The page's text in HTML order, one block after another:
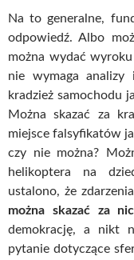
Na to generalne,
odpowiedź. Albo
można wydać
nie wymaga analizy
kradzież samochodu
Można skazać za
miejsce falsyfikatów
czy nie można?
helikoptera na
ustalono, że
można skazać za
demokrację, a nikt
pytanie dotyczące